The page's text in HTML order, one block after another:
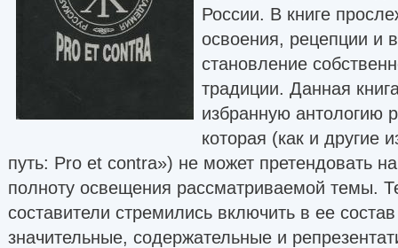
России. В книге
освоения, рецепции и
становление
традиции. Данная
избранную антологию
которая (как и другие
путь: Pro et contra») не может претендовать
полноту освещения рассматриваемой темы.
составители стремились включить в ее
значительные, содержательные и